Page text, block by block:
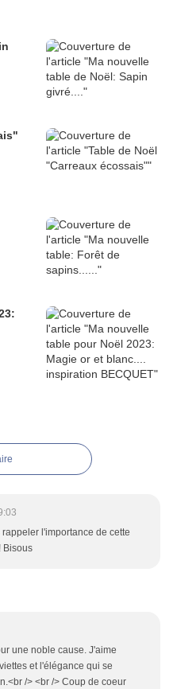
l'importance de cette
Bisous
une noble cause. J'aime
et l'élégance qui se
/> <br /> Coup de coeur